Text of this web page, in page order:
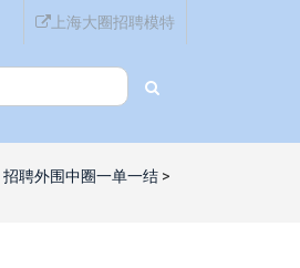
上海大圈招聘模特
招聘外围中圈一单一结 >